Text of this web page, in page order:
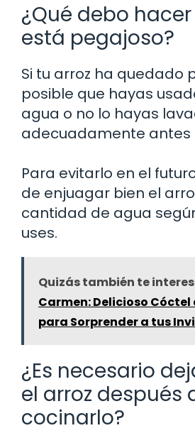
¿Qué debo
está pegajoso?
Si tu arroz ha quedado
posible que hayas
agua o no lo hayas
adecuadamente antes
Para evitarlo en el
de enjuagar bien el
cantidad de agua
uses.
Quizás también te
Carmen: Delicioso Cóctel
para Sorprender a tus
¿Es necesario
el arroz después
cocinarlo?